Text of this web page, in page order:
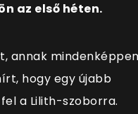
az első héten.
annak
hogy egy újabb
a Lilith-szoborra.